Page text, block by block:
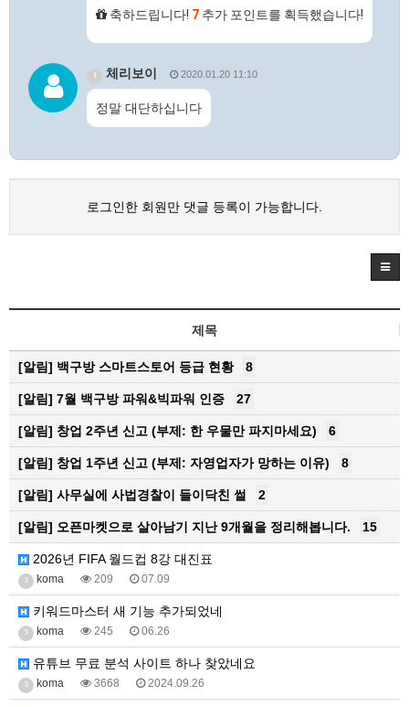
축하드립니다! 7 추가 포인트를 획득했습니다!
체리보이 2020.01.20 11:10
정말 대단하십니다
로그인한 회원만 댓글 등록이 가능합니다.
제목
[알림] 백구방 스마트스토어 등급 현황 8
[알림] 7월 백구방 파워&빅파워 인증 27
[알림] 창업 2주년 신고 (부제: 한 우물만 파지마세요) 6
[알림] 창업 1주년 신고 (부제: 자영업자가 망하는 이유) 8
[알림] 사무실에 사법경찰이 들이닥친 썰 2
[알림] 오픈마켓으로 살아남기 지난 9개월을 정리해봅니다. 15
2026년 FIFA 월드컵 8강 대진표
5 koma 209 07.09
키워드마스터 새 기능 추가되었네
5 koma 245 06.26
유튜브 무료 분석 사이트 하나 찾았네요
5 koma 3668 2024.09.26